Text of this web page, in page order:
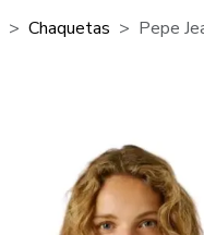
Chaquetas Pepe